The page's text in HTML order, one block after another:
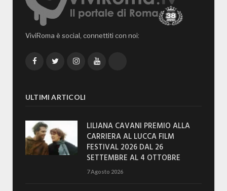
ViviRoma è social, connettiti con noi:
FacebookTwitterInstagramYouTube
ULTIMI ARTICOLI
LILIANA CAVANI PREMIO ALLA
CARRIERA AL LUCCA FILM
FESTIVAL 2026 DAL 26
SETTEMBRE AL 4 OTTOBRE
7 Agosto 2026